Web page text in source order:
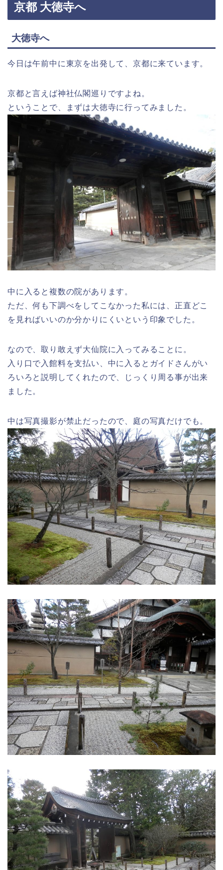
京都 大徳寺へ
大徳寺へ
今日は午前中に東京を出発して、京都に来ています。
京都と言えば神社仏閣巡りですよね。
ということで、まずは大徳寺に行ってみました。
中に入ると複数の院があります。
ただ、何も下調べをしてこなかった私には、正直どこ
を見ればいいのか分かりにくいという印象でした。
なので、取り敢えず大仙院に入ってみることに。
入り口で入館料を支払い、中に入るとガイドさんがい
ろいろと説明してくれたので、じっくり周る事が出来
ました。
中は写真撮影が禁止だったので、庭の写真だけでも。